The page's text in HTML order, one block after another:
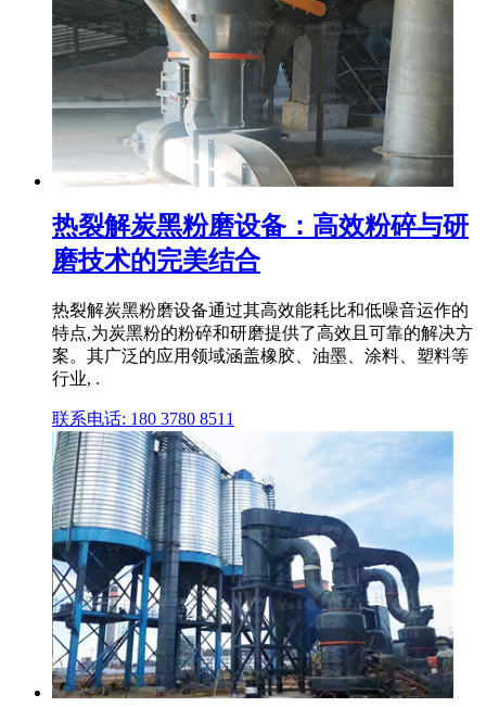
热裂解炭黑粉磨设备：高效粉碎与研
磨技术的完美结合
热裂解炭黑粉磨设备通过其高效能耗比和低噪音运作的
特点,为炭黑粉的粉碎和研磨提供了高效且可靠的解决方
案。其广泛的应用领域涵盖橡胶、油墨、涂料、塑料等
行业, .
联系电话: 180 3780 8511